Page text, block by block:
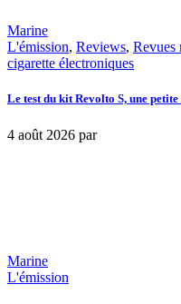
Marine
L'émission, Reviews, Revues
cigarette électroniques
Le test du kit Revolto S, une
4 août 2026 par
Marine
L'émission